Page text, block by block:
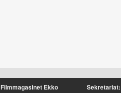
Filmmagasinet Ekko Sekretariat: